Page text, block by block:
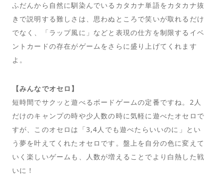
ふだんから自然に馴染んでいるカタカナ単語をカタカナ抜
きで説明する難しさは、思わぬところで笑いが取れるだけ
でなく、「ラップ風に」などと表現の仕方を制限するイベ
ントカードの存在がゲームをさらに盛り上げてくれます
よ。
【みんなでオセロ】
短時間でサクッと遊べるボードゲームの定番ですね。2人
だけのキャンプの時や少人数の時に気軽に遊べたオセロで
すが、このオセロは「3,4人でも遊べたらいいのに」とい
う夢を叶えてくれたオセロです。盤上を自分の色に変えて
いく楽しいゲームも、人数が増えることでより白熱した戦
いに！